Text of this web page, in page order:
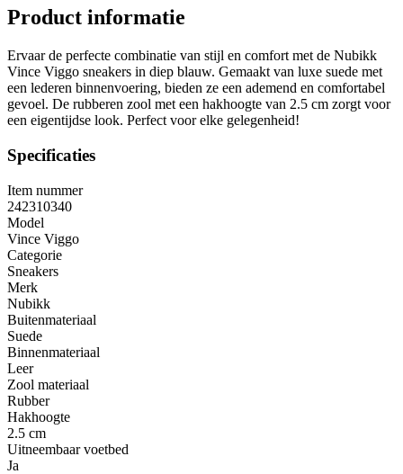
Product informatie
Ervaar de perfecte combinatie van stijl en comfort met de Nubikk
Vince Viggo sneakers in diep blauw. Gemaakt van luxe suede met
een lederen binnenvoering, bieden ze een ademend en comfortabel
gevoel. De rubberen zool met een hakhoogte van 2.5 cm zorgt voor
een eigentijdse look. Perfect voor elke gelegenheid!
Specificaties
Item nummer
242310340
Model
Vince Viggo
Categorie
Sneakers
Merk
Nubikk
Buitenmateriaal
Suede
Binnenmateriaal
Leer
Zool materiaal
Rubber
Hakhoogte
2.5 cm
Uitneembaar voetbed
Ja